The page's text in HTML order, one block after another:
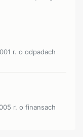
r. o odpadach
r. o finansach